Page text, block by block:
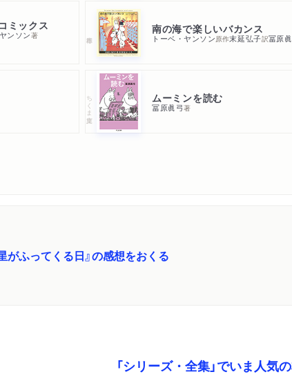
ミックス
ンソン著 南の海で楽しいバカンス
トーベ・ヤンソン原作末延弘子訳冨原
ちくま文庫 ムーミンを読む
冨原眞弓著
ふってくる日』の感想をおくる
「シリーズ・全集」でいま人気